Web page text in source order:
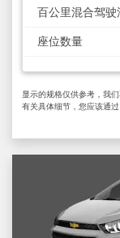
百公里混合驾驶
座位数量
显示的规格仅供参考，我
有关具体细节，您应该通过